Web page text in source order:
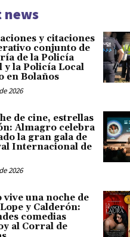
news
y citaciones
conjunto de
de la Policía
y la Policía Local
en Bolaños
2026
de cine, estrellas
Almagro celebra
la gran gala de
Internacional de
2026
una noche de
y Calderón:
comedias
al Corral de